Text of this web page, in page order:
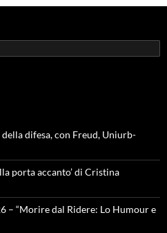
della difesa, con Freud, Uniurb-
porta accanto’ di Cristina
– “Morire dal Ridere: Lo Humour e